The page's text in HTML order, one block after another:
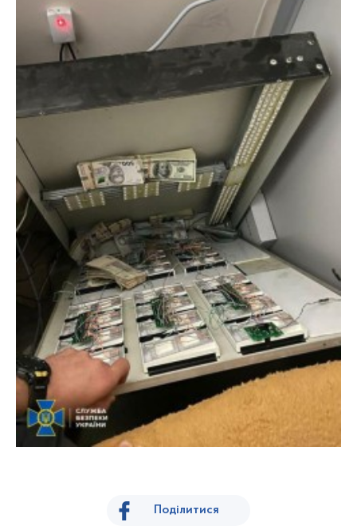
Поділитися